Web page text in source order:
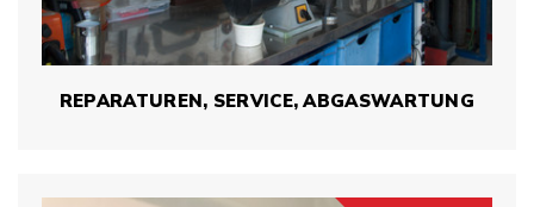
REPARATUREN, SERVICE, ABGASWARTUNG